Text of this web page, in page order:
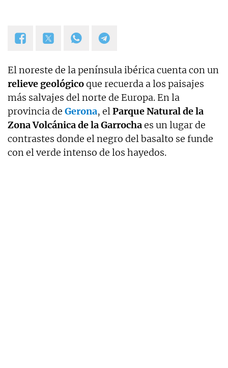
El noreste de la península ibérica cuenta con un
relieve geológicoque recuerda a los paisajes
más salvajes del norte de Europa. En la
provincia de Gerona, elParque Natural de la
Zona Volcánica de la Garrochaes un lugar de
contrastes donde el negro del basalto se funde
con el verde intenso de los hayedos.